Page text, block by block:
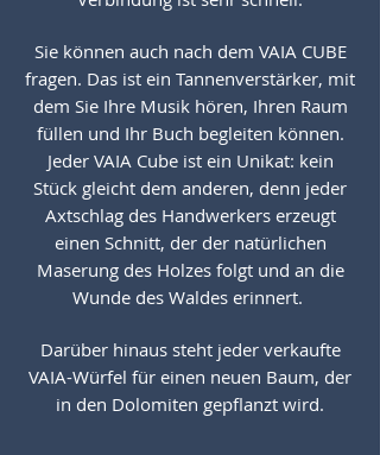
Sie können auch nach dem VAIA CUBE
fragen. Das ist ein Tannenverstärker, mit
dem Sie Ihre Musik hören, Ihren Raum
füllen und Ihr Buch begleiten können.
Jeder VAIA Cube ist ein Unikat: kein
Stück gleicht dem anderen, denn jeder
Axtschlag des Handwerkers erzeugt
einen Schnitt, der der natürlichen
Maserung des Holzes folgt und an die
Wunde des Waldes erinnert.
Darüber hinaus steht jeder verkaufte
VAIA-Würfel für einen neuen Baum, der
in den Dolomiten gepflanzt wird.